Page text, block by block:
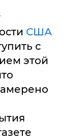
США
с
этой